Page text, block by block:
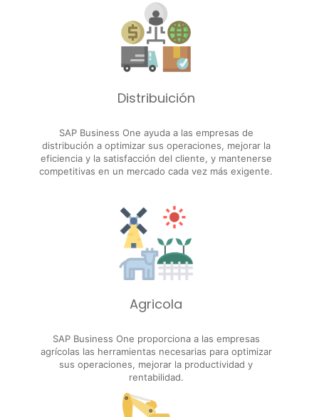
Distribuición
SAP Business One ayuda a las empresas de
distribución a optimizar sus operaciones, mejorar la
eficiencia y la satisfacción del cliente, y mantenerse
competitivas en un mercado cada vez más exigente.
Agricola
SAP Business One proporciona a las empresas
agrícolas las herramientas necesarias para optimizar
sus operaciones, mejorar la productividad y
rentabilidad.